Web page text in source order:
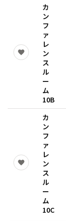
カ
ン
フ
ァ
レ
ン
ス
ル
ー
ム
10B
カ
ン
フ
ァ
レ
ン
ス
ル
ー
ム
10C